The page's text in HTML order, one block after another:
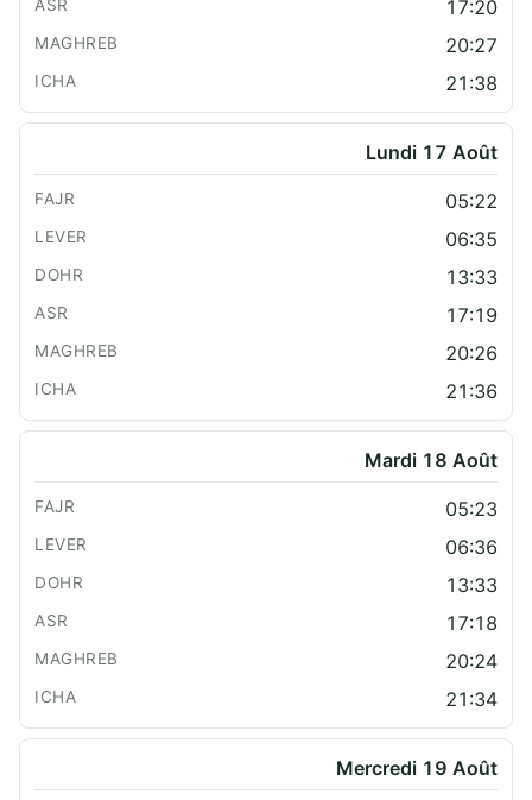
17:20
20:27
21:38
Lundi 17 Août
05:22
06:35
13:33
17:19
20:26
21:36
Mardi 18 Août
05:23
06:36
13:33
17:18
20:24
21:34
Mercredi 19 Août